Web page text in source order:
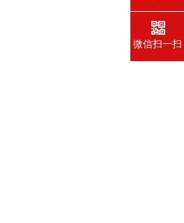
微信扫一扫